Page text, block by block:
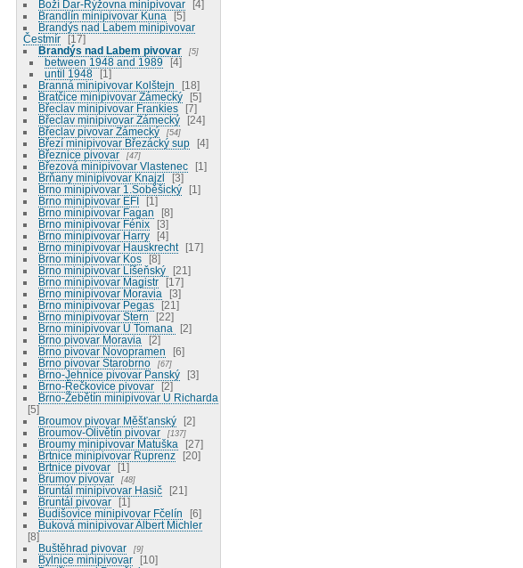
Boží Dar-Rýžovna minipivovar
4
Brandlín minipivovar Kuna
5
Brandýs nad Labem minipivovar
Čestmír
17
Brandýs nad Labem pivovar
5
between 1948 and 1989
4
until 1948
1
Branná minipivovar Kolštejn
18
Bratčice minipivovar Zámecký
5
Břeclav minipivovar Frankies
7
Břeclav minipivovar Zámecký
24
Břeclav pivovar Zámecký
54
Březí minipivovar Březácký sup
4
Březnice pivovar
47
Březová minipivovar Vlastenec
1
Brňany minipivovar Knajzl
3
Brno minipivovar 1.Soběšický
1
Brno minipivovar EFI
1
Brno minipivovar Fagan
8
Brno minipivovar Fénix
3
Brno minipivovar Harry
4
Brno minipivovar Hauskrecht
17
Brno minipivovar Kos
8
Brno minipivovar Líšeňský
21
Brno minipivovar Magistr
17
Brno minipivovar Moravia
3
Brno minipivovar Pegas
21
Brno minipivovar Stern
22
Brno minipivovar U Tomana
2
Brno pivovar Moravia
2
Brno pivovar Novopramen
6
Brno pivovar Starobrno
67
Brno-Jehnice pivovar Panský
3
Brno-Řečkovice pivovar
2
Brno-Žebětín minipivovar U Richarda
5
Broumov pivovar Měšťanský
2
Broumov-Olivětín pivovar
137
Broumy minipivovar Matuška
27
Brtnice minipivovar Ruprenz
20
Brtnice pivovar
1
Brumov pivovar
48
Bruntál minipivovar Hasič
21
Bruntál pivovar
1
Budišovice minipivovar Fčelín
6
Buková minipivovar Albert Michler
8
Buštěhrad pivovar
9
Bylnice minipivovar
10